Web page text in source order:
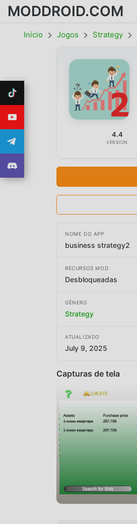
MODDROID.COM
Início Jogos Strategy
4.4
VERSION
NOME DO APP
business strategy2
RECURSOS MOD
Desbloqueadas
GÊNERO
Strategy
ATUALIZADO
July 9, 2025
Capturas de tela